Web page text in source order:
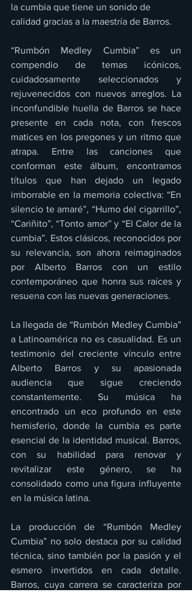
la cumbia que tiene un sonido de
calidad gracias a la maestría de Barros.
“Rumbón Medley Cumbia” es un
compendio de temas icónicos,
cuidadosamente seleccionados y
rejuvenecidos con nuevos arreglos. La
inconfundible huella de Barros se hace
presente en cada nota, con frescos
matices en los pregones y un ritmo que
atrapa. Entre las canciones que
conforman este álbum, encontramos
títulos que han dejado un legado
imborrable en la memoria colectiva: “En
silencio te amaré”, “Humo del cigarrillo”,
“Cariñito”, “Tonto amor” y “El Calor de la
cumbia”. Estos clásicos, reconocidos por
su relevancia, son ahora reimaginados
por Alberto Barros con un estilo
contemporáneo que honra sus raíces y
resuena con las nuevas generaciones.
La llegada de “Rumbón Medley Cumbia”
a Latinoamérica no es casualidad. Es un
testimonio del creciente vínculo entre
Alberto Barros y su apasionada
audiencia que sigue creciendo
constantemente. Su música ha
encontrado un eco profundo en este
hemisferio, donde la cumbia es parte
esencial de la identidad musical. Barros,
con su habilidad para renovar y
revitalizar este género, se ha
consolidado como una figura influyente
en la música latina.
La producción de “Rumbón Medley
Cumbia” no solo destaca por su calidad
técnica, sino también por la pasión y el
esmero invertidos en cada detalle.
Barros, cuya carrera se caracteriza por